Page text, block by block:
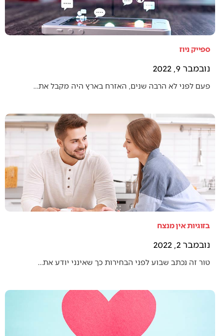
ספייק ניוז
נובמבר 9, 2022
פעם לפני לא הרבה שנים, האזרח בארץ היה מקבל את…
בזוגיות אין מנצח
נובמבר 2, 2022
טור זה נכתב שבוע לפני הבחירות כך שאינני יודע את…